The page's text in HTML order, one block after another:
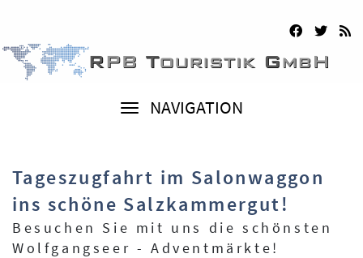
NAVIGATION
Tageszugfahrt im Salonwaggon
ins schöne Salzkammergut!
Besuchen Sie mit uns die schönsten
Wolfgangseer - Adventmärkte!